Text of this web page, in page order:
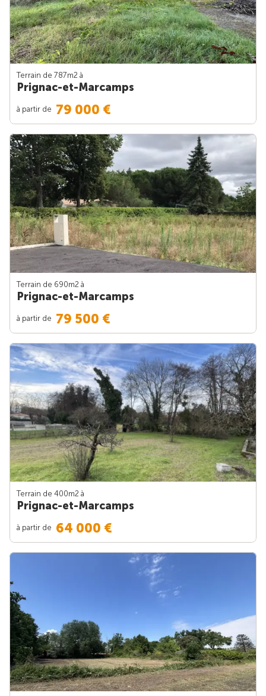
Terrain de 787m2 à
Prignac-et-Marcamps
à partir de 79 000 €
Terrain de 690m2 à
Prignac-et-Marcamps
à partir de 79 500 €
Terrain de 400m2 à
Prignac-et-Marcamps
à partir de 64 000 €